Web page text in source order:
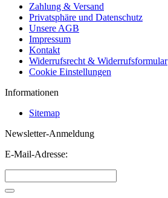
Zahlung & Versand
Privatsphäre und Datenschutz
Unsere AGB
Impressum
Kontakt
Widerrufsrecht & Widerrufsformular
Cookie Einstellungen
Informationen
Sitemap
Newsletter-Anmeldung
E-Mail-Adresse: